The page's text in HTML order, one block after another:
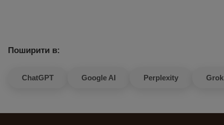
Поширити в:
ChatGPT Google AI Perplexity Grok